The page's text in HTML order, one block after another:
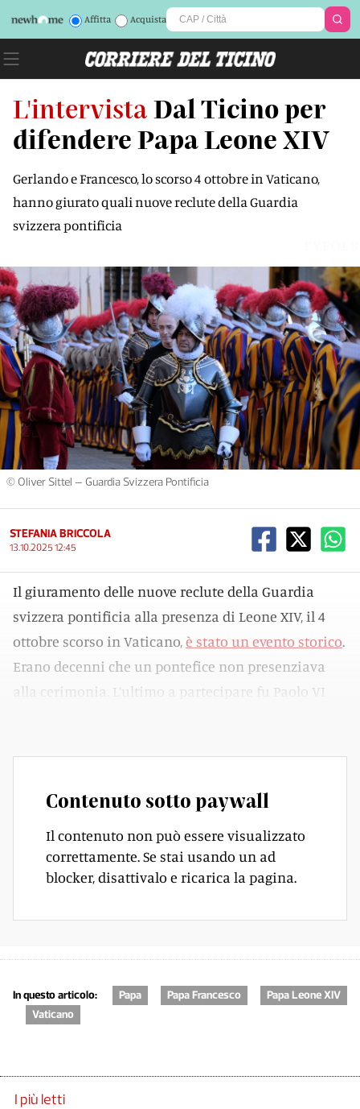
Affitta Acquista
L'intervista Dal Ticino per
difendere Papa Leone XIV
Gerlando e Francesco, lo scorso 4 ottobre in Vaticano,
hanno giurato quali nuove reclute della Guardia
svizzera pontificia
© Oliver Sittel – Guardia Svizzera Pontificia
STEFANIA BRICCOLA
13.10.2025 12:45
Il giuramento delle nuove reclute della Guardia
svizzera pontificia alla presenza di Leone XIV, il 4
ottobre scorso in Vaticano,è stato un evento storico.
Erano decenni che un pontefice non presenziava
alla cerimonia. L’ultimo a partecipare fu Paolo VI
Contenuto sotto paywall
Il contenuto non può essere visualizzato
correttamente. Se stai usando un ad
blocker, disattivalo e ricarica la pagina.
In questo articolo: Papa Papa Francesco
Papa Leone XIV
Vaticano
I più letti